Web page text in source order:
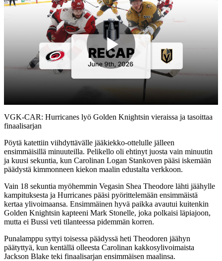
Play
Video
VGK-CAR: Hurricanes lyö Golden Knightsin vieraissa ja tasoittaa
finaalisarjan
Pöytä katettiin viihdyttävälle jääkiekko-ottelulle jälleen
ensimmäisillä minuuteilla. Pelikello oli ehtinyt juosta vain minuutin
ja kuusi sekuntia, kun Carolinan Logan Stankoven pääsi iskemään
päädystä kimmonneen kiekon maalin edustalta verkkoon.
Vain 18 sekuntia myöhemmin Vegasin Shea Theodore lähti jäähylle
kampituksesta ja Hurricanes pääsi pyörittelemään ensimmäistä
kertaa ylivoimaansa. Ensimmäinen hyvä paikka avautui kuitenkin
Golden Knightsin kapteeni Mark Stonelle, joka polkaisi läpiajoon,
mutta ei Bussi veti tilanteessa pidemmän korren.
Punalamppu syttyi toisessa päädyssä heti Theodoren jäähyn
päätyttyä, kun kentällä olleesta Carolinan kakkosylivoimaista
Jackson Blake teki finaalisarjan ensimmäisen maalinsa.